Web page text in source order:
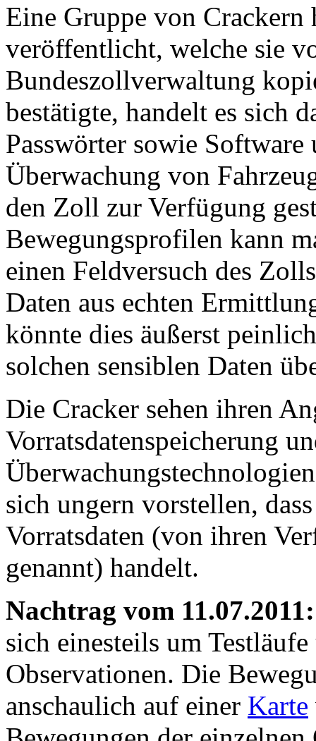
Eine Gruppe von Crackern
veröffentlicht, welche sie
Bundeszollverwaltung
bestätigte, handelt es sich
Passwörter sowie
Überwachung von
den Zoll zur Verfügung
Bewegungsprofilen kann
einen Feldversuch des
Daten aus echten
könnte dies äußerst
solchen sensiblen Daten
Die Cracker sehen ihren
Vorratsdatenspeicherung
sich ungern vorstellen,
Vorratsdaten (von ihren
genannt) handelt.
Nachtrag vom 11.07.2011:
sich einesteils um
Observationen. Die
anschaulich auf einer Karte